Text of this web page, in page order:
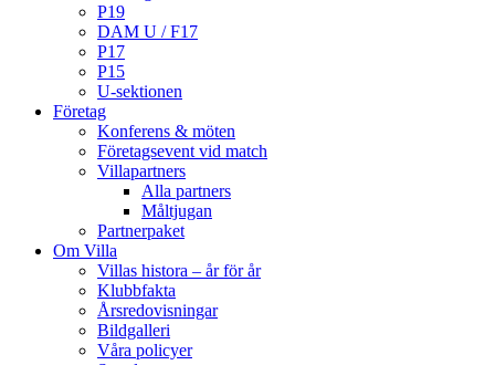
P19
DAM U / F17
P17
P15
U-sektionen
Företag
Konferens & möten
Företagsevent vid match
Villapartners
Alla partners
Måltjugan
Partnerpaket
Om Villa
Villas histora – år för år
Klubbfakta
Årsredovisningar
Bildgalleri
Våra policyer